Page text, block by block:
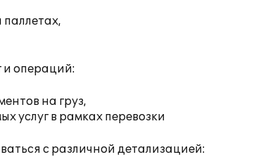
и операций:
на груз,
услуг в рамках перевозки
с различной детализацией: